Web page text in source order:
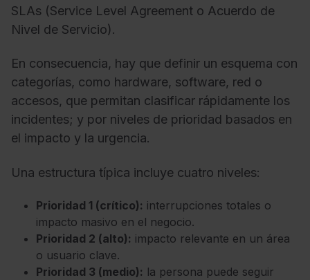
SLAs (Service Level Agreement o Acuerdo de
Nivel de Servicio).
En consecuencia, hay que definir un esquema con
categorías, como hardware, software, red o
accesos, que permitan clasificar rápidamente los
incidentes; y por niveles de prioridad basados en
el impacto y la urgencia.
Una estructura típica incluye cuatro niveles:
Prioridad 1 (crítico): interrupciones totales o
impacto masivo en el negocio.
Prioridad 2 (alto): impacto relevante en un área
o usuario clave.
Prioridad 3 (medio): la persona puede seguir